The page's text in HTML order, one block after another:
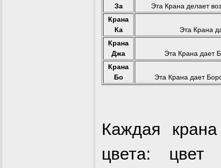
За
Эта Крана делает
Крана
Ка
Эта Крана
Крана
Джа
Эта Крана дает
Крана
Бо
Эта Крана дает
Каждая
цвета: